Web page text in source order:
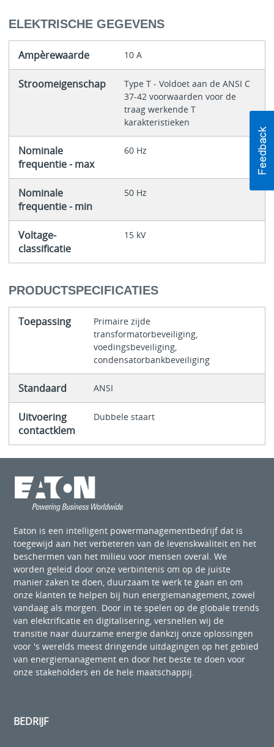
ELEKTRISCHE GEGEVENS
Ampèrewaarde 10 A
Stroomeigenschap
Type T - Voldoet aan de ANSI C
37-42 voorwaarden voor de
traag werkende T
karakteristieken
Nominale
frequentie - max
60 Hz
Nominale
frequentie - min
50 Hz
Voltage-
classificatie
15 kV
PRODUCTSPECIFICATIES
Toepassing
Primaire zijde
transformatorbeveiliging,
voedingsbeveiliging,
condensatorbankbeveiliging
Standaard ANSI
Uitvoering
contactklem
Dubbele staart
Eaton is een intelligent powermanagementbedrijf dat is
toegewijd aan het verbeteren van de levenskwaliteit en het
beschermen van het milieu voor mensen overal. We
worden geleid door onze verbintenis om op de juiste
manier zaken te doen, duurzaam te werk te gaan en om
onze klanten te helpen bij hun energiemanagement, zowel
vandaag als morgen. Door in te spelen op de globale trends
van elektrificatie en digitalisering, versnellen wij de
transitie naar duurzame energie dankzij onze oplossingen
voor 's werelds meest dringende uitdagingen op het gebied
van energiemanagement en door het beste te doen voor
onze stakeholders en de hele maatschappij.
BEDRIJF